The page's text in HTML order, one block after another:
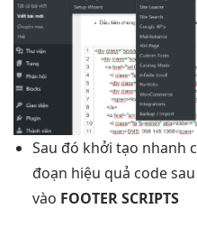
Sau đó khởi tạo nhanh
đoạn hiệu quả code
vào FOOTER SCRIPTS